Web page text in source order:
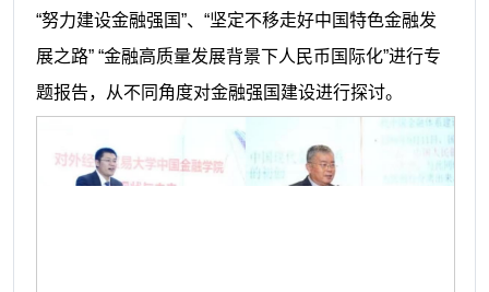
“努力建设金融强国”、“坚定不移走好中国特色金融发
展之路” “金融高质量发展背景下人民币国际化”进行专
题报告，从不同角度对金融强国建设进行探讨。